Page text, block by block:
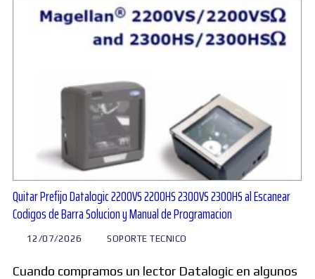
Quitar Prefijo Datalogic 2200VS 2200HS 2300VS 2300HS al Escanear
Codigos de Barra Solucion y Manual de Programacion
12/07/2026 SOPORTE TECNICO
Cuando compramos un lector Datalogic en algunos